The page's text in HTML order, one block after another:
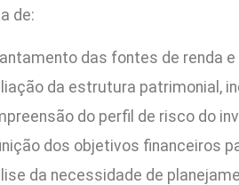
de:
das fontes de renda
da estrutura patrimonial,
do perfil de risco do
dos objetivos financeiros
da necessidade de